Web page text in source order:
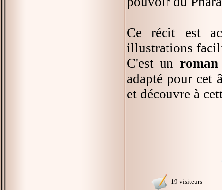
Ce récit est
illustrations
C'est un
adapté pour cet
et découvre à
19 visiteurs